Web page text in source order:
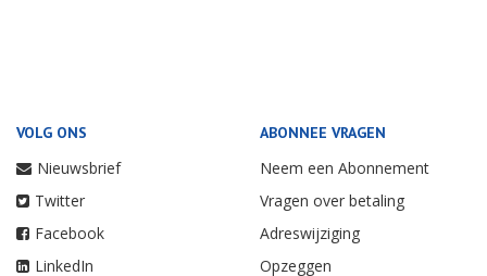
VOLG ONS
Nieuwsbrief
Twitter
Facebook
LinkedIn
ABONNEE VRAGEN
Neem een Abonnement
Vragen over betaling
Adreswijziging
Opzeggen